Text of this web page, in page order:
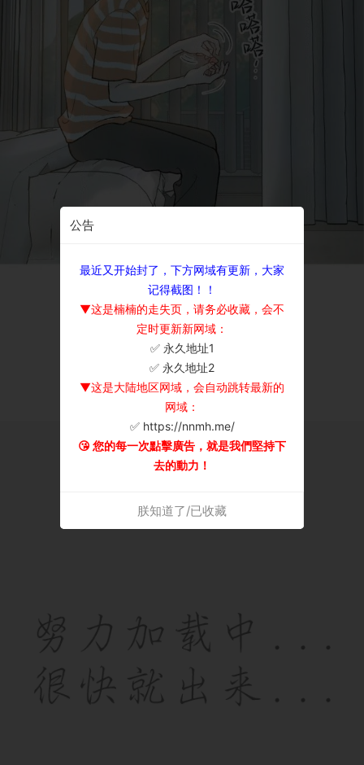
公告
最近又开始封了，下方网域有更新，大家
记得截图！！
▼这是楠楠的走失页，请务必收藏，会不
定时更新新网域：
✅ 永久地址1
✅ 永久地址2
▼这是大陆地区网域，会自动跳转最新的
网域：
✅ https://nnmh.me/
😘 您的每一次點擊廣告，就是我們堅持下
去的動力！
朕知道了/已收藏